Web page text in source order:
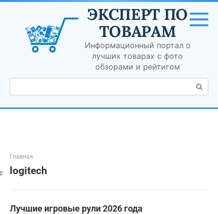
Перейти
контенту
ЭКСПЕРТ ПО
ТОВАРАМ
Информационный портал о
лучших товарах с фото
обзорами и рейтигом
Поиск:
Главная
logitech
Лучшие игровые рули 2026 года